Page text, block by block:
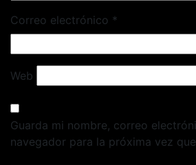
Correo electrónico *
Web
Guarda mi nombre, correo
navegador para la próxima vez